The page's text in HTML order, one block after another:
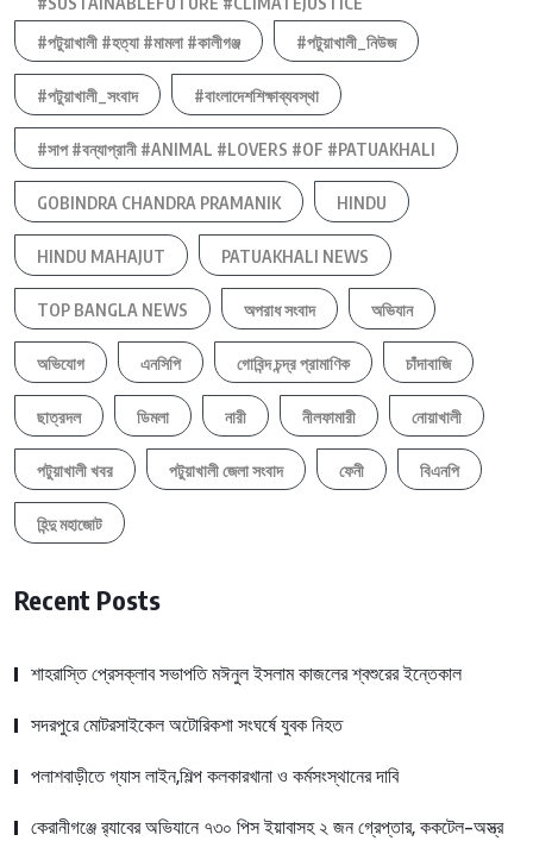
#পটুয়াখালী #হত্যা #মামলা #কালীগঞ্জ
#পটুয়াখালী_নিউজ
#পটুয়াখালী_সংবাদ #বাংলাদেশশিক্ষাব্যবস্থা
#সাপ #বন্যাপ্রানী #ANIMAL #LOVERS #OF #PATUAKHALI
GOBINDRA CHANDRA PRAMANIK HINDU
HINDU MAHAJUT PATUAKHALI NEWS
TOP BANGLA NEWS অপরাধ সংবাদ অভিযান
অভিযোগ এনসিপি গোবিন্দ চন্দ্র প্রামাণিক চাঁদাবাজি
ছাত্রদল ডিমলা নারী নীলফামারী নোয়াখালী
পটুয়াখালী খবর পটুয়াখালী জেলা সংবাদ ফেনী বিএনপি
হিন্দু মহাজোট
Recent Posts
শাহরাস্তি প্রেসক্লাব সভাপতি মঈনুল ইসলাম কাজলের শ্বশুরের ইন্তেকাল
সদরপুরে মোটরসাইকেল অটোরিকশা সংঘর্ষে যুবক নিহত
পলাশবাড়ীতে গ্যাস লাইন,শিল্প কলকারখানা ও কর্মসংস্থানের দাবি
কেরানীগঞ্জে র‍্যাবের অভিযানে ৭৩০ পিস ইয়াবাসহ ২ জন গ্রেপ্তার, ককটেল-অস্ত্র